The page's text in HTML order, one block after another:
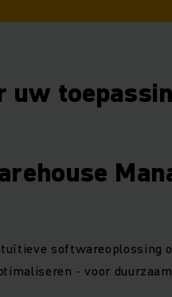
uw
softwareoplossing
- voor